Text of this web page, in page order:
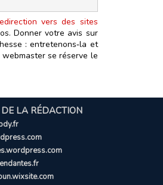
vers des sites
Donner votre avis sur
: entretenons‑la et
se réserve le
LA RÉDACTION